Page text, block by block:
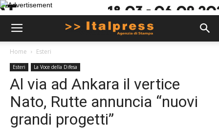
Home Esteri
Esteri La Voce della Difesa
Al via ad Ankara il vertice
Nato, Rutte annuncia “nuovi
grandi progetti”